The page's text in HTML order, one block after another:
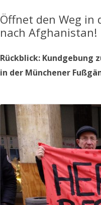
Öffnet den Weg in
nach Afghanistan!
Rückblick: Kundgebung
in der Münchener